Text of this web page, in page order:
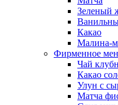
Зеленый
Какао
Малина-
Фирменное
Чай
Какао
Улун с
Матча